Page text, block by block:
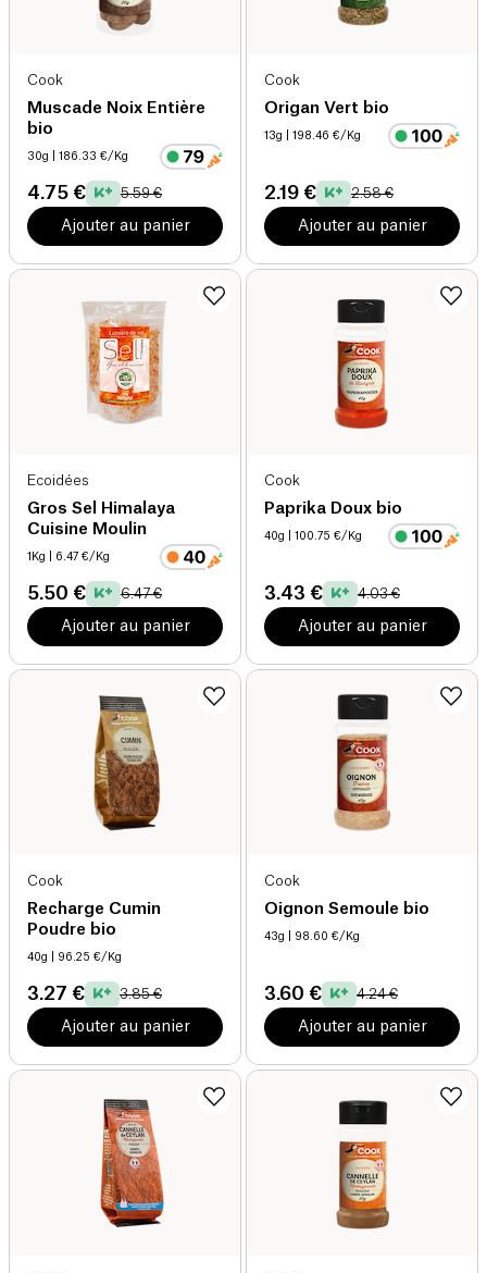
Cook
Muscade Noix Entière
bio
30g | 186.33 €/Kg
4.75 € 5.59 €
Ajouter au panier
Cook
Origan Vert bio
13g | 198.46 €/Kg
2.19 € 2.58 €
Ajouter au panier
Ecoidées
Gros Sel Himalaya
Cuisine Moulin
1Kg | 6.47 €/Kg
5.50 € 6.47 €
Ajouter au panier
Cook
Paprika Doux bio
40g | 100.75 €/Kg
3.43 € 4.03 €
Ajouter au panier
Cook
Recharge Cumin
Poudre bio
40g | 96.25 €/Kg
3.27 € 3.85 €
Ajouter au panier
Cook
Oignon Semoule bio
43g | 98.60 €/Kg
3.60 € 4.24 €
Ajouter au panier